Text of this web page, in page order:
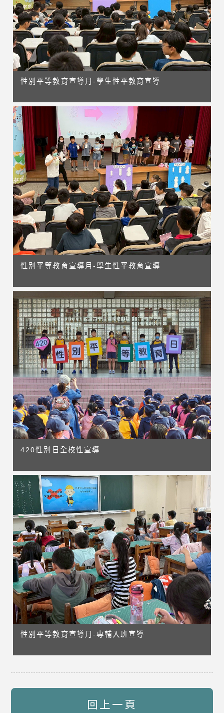
性別平等教育宣導月-學生性平教育宣導
性別平等教育宣導月-學生性平教育宣導
420性別日全校性宣導
性別平等教育宣導月-專輔入班宣導
回上一頁